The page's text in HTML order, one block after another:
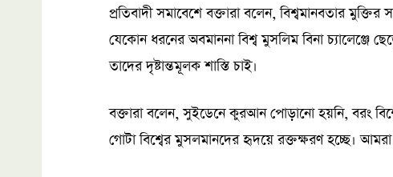
প্রতিবাদী সমাবেশে বক্তারা বলেন, বিশ্বমানবতার
যেকোন ধরনের অবমাননা বিশ্ব মুসলিম বিনা চ্যালেঞ্জে
তাদের দৃষ্টান্তমূলক শাস্তি চাই।
বক্তারা বলেন, সুইডেনে কুরআন পোড়ানো হয়নি, বরং
গোটা বিশ্বের মুসলমানদের হৃদয়ে রক্তক্ষরণ হচ্ছে।